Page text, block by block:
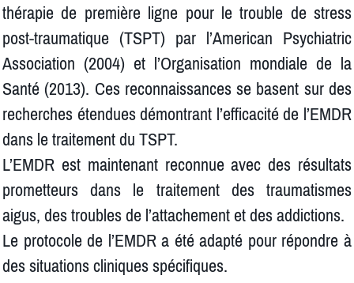
thérapie de première ligne pour le trouble de stress
post-traumatique (TSPT) par l’American Psychiatric
Association (2004) et l’Organisation mondiale de la
Santé (2013). Ces reconnaissances se basent sur des
recherches étendues démontrant l’efficacité de l’EMDR
dans le traitement du TSPT.
L’EMDR est maintenant reconnue avec des résultats
prometteurs dans le traitement des traumatismes
aigus, des troubles de l’attachement et des addictions.
Le protocole de l’EMDR a été adapté pour répondre à
des situations cliniques spécifiques.